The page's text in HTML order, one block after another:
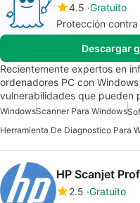
4.5 Gratuito
Protección
Descargar
Recientemente expertos en
ordenadores PC con
vulnerabilidades que pueden
WindowsScanner Para Windows
2.5 Gratuito